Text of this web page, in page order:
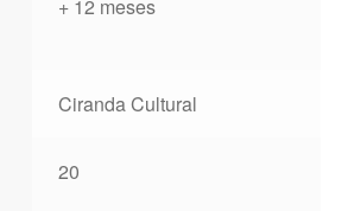
+ 12 meses
Ciranda Cultural
20